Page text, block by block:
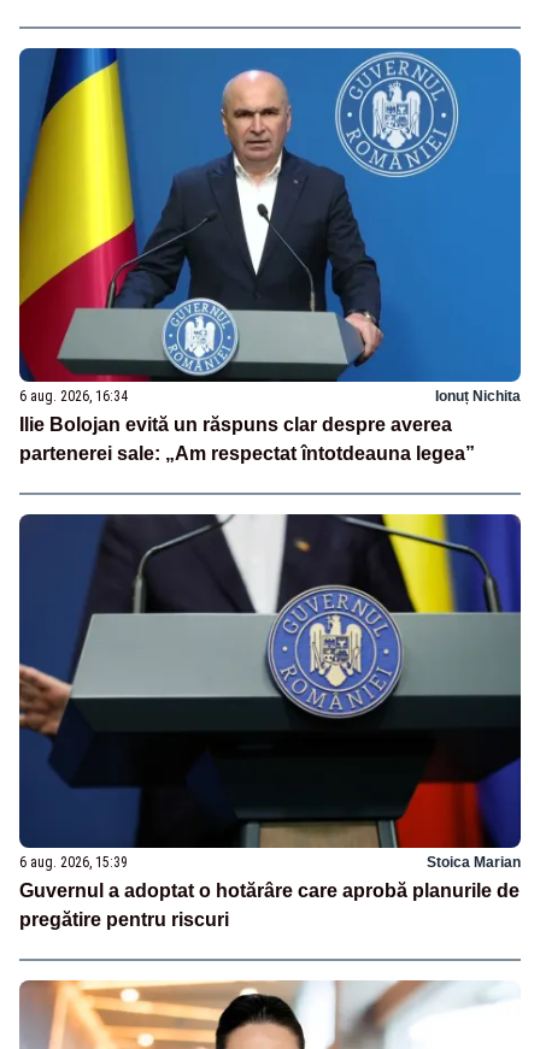
6 aug. 2026, 16:34 Ionuț Nichita
Ilie Bolojan evită un răspuns clar despre averea
partenerei sale: „Am respectat întotdeauna legea”
6 aug. 2026, 15:39 Stoica Marian
Guvernul a adoptat o hotărâre care aprobă planurile de
pregătire pentru riscuri